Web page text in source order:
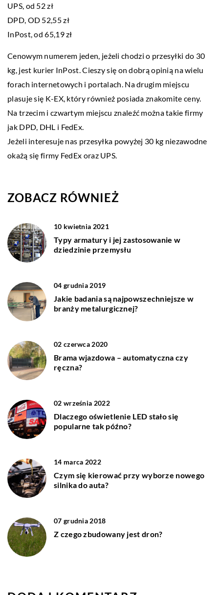
UPS, od 52 zł
DPD, OD 52,55 zł
InPost, od 65,19 zł
Cenowym numerem jeden, jeżeli chodzi o przesyłki do 30
kg, jest kurier InPost. Cieszy się on dobrą opinią na wielu
forach internetowych i portalach. Na drugim miejscu
plasuje się K-EX, który również posiada znakomite ceny.
Na trzecim i czwartym miejscu znaleźć można takie firmy
jak DPD, DHL i FedEx.
Jeżeli interesuje nas przesyłka powyżej 30 kg niezawodne
okażą się firmy FedEx oraz UPS.
ZOBACZ RÓWNIEŻ
10 kwietnia 2021
Typy armatury i jej zastosowanie w
dziedzinie przemysłu
04 grudnia 2019
Jakie badania są najpowszechniejsze w
branży metalurgicznej?
02 czerwca 2020
Brama wjazdowa – automatyczna czy
ręczna?
02 września 2022
Dlaczego oświetlenie LED stało się
popularne tak późno?
14 marca 2022
Czym się kierować przy wyborze nowego
silnika do auta?
07 grudnia 2018
Z czego zbudowany jest dron?